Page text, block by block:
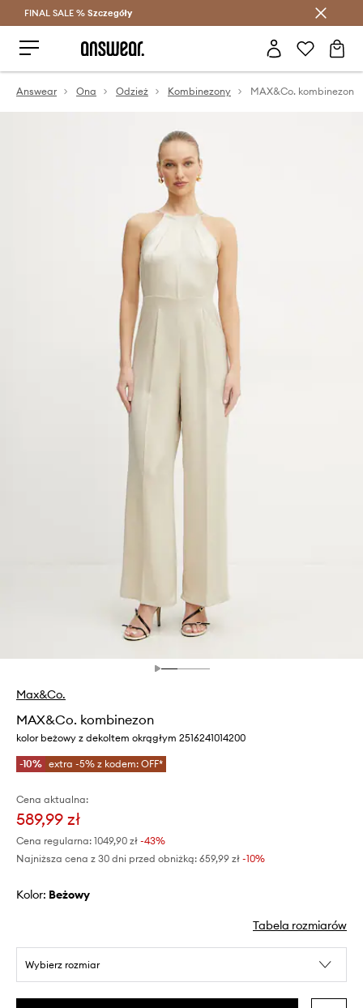
Oszczędzaj z Answear Club >
FINAL SALE % Szczegóły
Answear Ona Odzież Kombinezony MAX&Co. kombinezon
Max&Co.
MAX&Co. kombinezon
kolor beżowy z dekoltem okrągłym 2516241014200
-10% extra -5% z kodem: OFF*
Cena aktualna:
589,99 zł
Cena regularna: 1049,90 zł -43%
Najniższa cena z 30 dni przed obniżką: 659,99 zł -10%
Kolor: beżowy
Tabela rozmiarów
Wybierz rozmiar